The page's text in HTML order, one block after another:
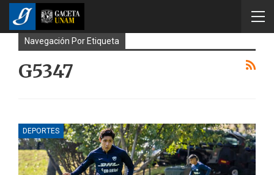
Navegación Por Etiqueta
G5347
DEPORTES